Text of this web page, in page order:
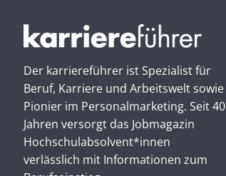
Der karriereführer ist Spezialist für
Beruf, Karriere und Arbeitswelt sowie
Pionier im Personal­marketing. Seit 40
Jahren versorgt das Jobmagazin
Hochschul­absolvent*innen
verlässlich mit Informationen zum